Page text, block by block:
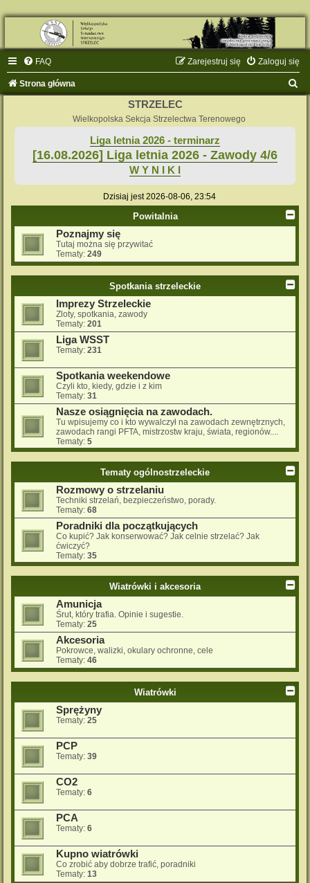
FAQ Zaloguj się
Zarejestruj się
Strona główna
STRZELEC
Wielkopolska Sekcja Strzelectwa Terenowego
Liga letnia 2026 - terminarz
[16.08.2026] Liga letnia 2026 - Zawody 4/6
W Y N I K I
Dzisiaj jest 2026-08-06, 23:54
Powitalnia
Poznajmy się
Tutaj można się przywitać
Tematy: 249
Spotkania strzeleckie
Imprezy Strzeleckie
Zloty, spotkania, zawody
Tematy: 201
Liga WSST
Tematy: 231
Spotkania weekendowe
Czyli kto, kiedy, gdzie i z kim
Tematy: 31
Nasze osiągnięcia na zawodach.
Tu wpisujemy co i kto wywalczył na zawodach zewnętrznych,
zawodach rangi PFTA, mistrzostw kraju, świata, regionów....
Tematy: 5
Tematy ogólnostrzeleckie
Rozmowy o strzelaniu
Techniki strzelań, bezpieczeństwo, porady.
Tematy: 68
Poradniki dla początkujących
Co kupić? Jak konserwować? Jak celnie strzelać? Jak
ćwiczyć?
Tematy: 35
Wiatrówki i akcesoria
Amunicja
Śrut, który trafia. Opinie i sugestie.
Tematy: 25
Akcesoria
Pokrowce, walizki, okulary ochronne, cele
Tematy: 46
Wiatrówki
Sprężyny
Tematy: 25
PCP
Tematy: 39
CO2
Tematy: 6
PCA
Tematy: 6
Kupno wiatrówki
Co zrobić aby dobrze trafić, poradniki
Tematy: 13